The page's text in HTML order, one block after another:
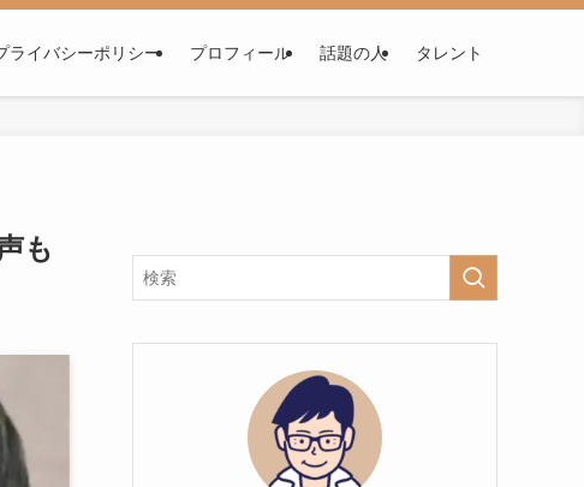
ライバシーポリシー プロフィール 話題の人 タレント
も